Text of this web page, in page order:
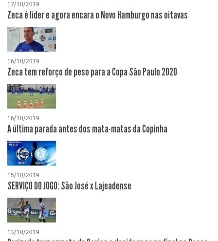
17/10/2019
Zeca é líder e agora encara o Novo Hamburgo nas oitavas
16/10/2019
Zeca tem reforço de peso para a Copa São Paulo 2020
16/10/2019
A última parada antes dos mata-matas da Copinha
15/10/2019
SERVIÇO DO JOGO: São José x Lajeadense
13/10/2019